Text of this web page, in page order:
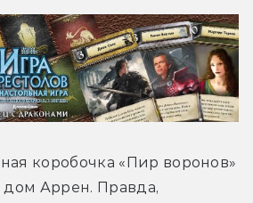
коробочка «Пир воронов»
дом Аррен. Правда,